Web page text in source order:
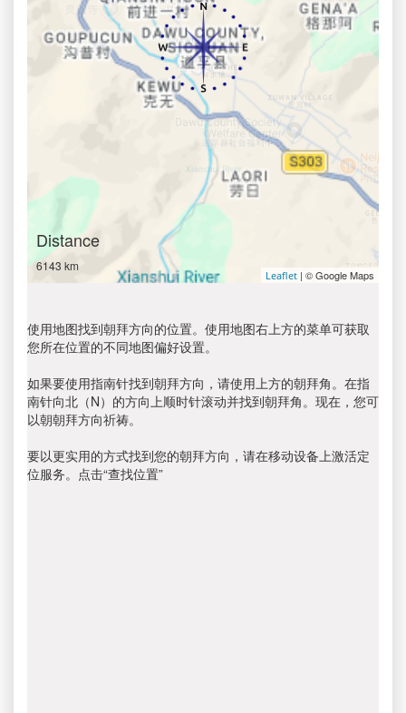
Distance
6143 km
Leaflet | © Google Maps
使用地图找到朝拜方向的位置。使用地图右上方的菜单可获取
您所在位置的不同地图偏好设置。
如果要使用指南针找到朝拜方向，请使用上方的朝拜角。在指
南针向北（N）的方向上顺时针滚动并找到朝拜角。现在，您可
以朝朝拜方向祈祷。
要以更实用的方式找到您的朝拜方向，请在移动设备上激活定
位服务。点击“查找位置”